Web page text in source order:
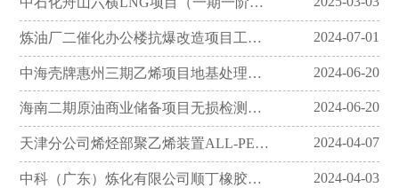
炼油厂二催化办公楼抗爆改造项目工程总承包一标段招标公告 2024-07-01
中海壳牌惠州三期乙烯项目地基处理工程招标公告！ 2024-06-20
海南二期原油商业储备项目无损检测服务二标段招标公告 2024-06-20
天津分公司烯烃部聚乙烯装置ALL-PE工业化示范改造项目无损检测工程检测监测一标段招标公告 2024-04-07
中科（广东）炼化有限公司顺丁橡胶项目基础工程设计一标段招标公告 2024-04-03